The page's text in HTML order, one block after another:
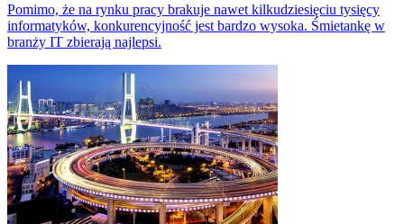
Pomimo, że na rynku pracy brakuje nawet kilkudziesięciu tysięcy
informatyków, konkurencyjność jest bardzo wysoka. Śmietankę w
branży IT zbierają najlepsi.